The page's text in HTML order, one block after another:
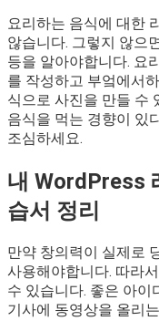
요리하는 음식에 대한
않습니다. 그렇지 않으
등을 알아야합니다. 요
를 작성하고 부엌에서
식으로 사진을 만들 수
음식을 먹는 경향이 있
조심하세요.
내 WordPress
습서 정리
만약 창의력이 실제로
사용해야합니다. 따라
수 있습니다. 좋은 아이
기사에 동영상을 올리